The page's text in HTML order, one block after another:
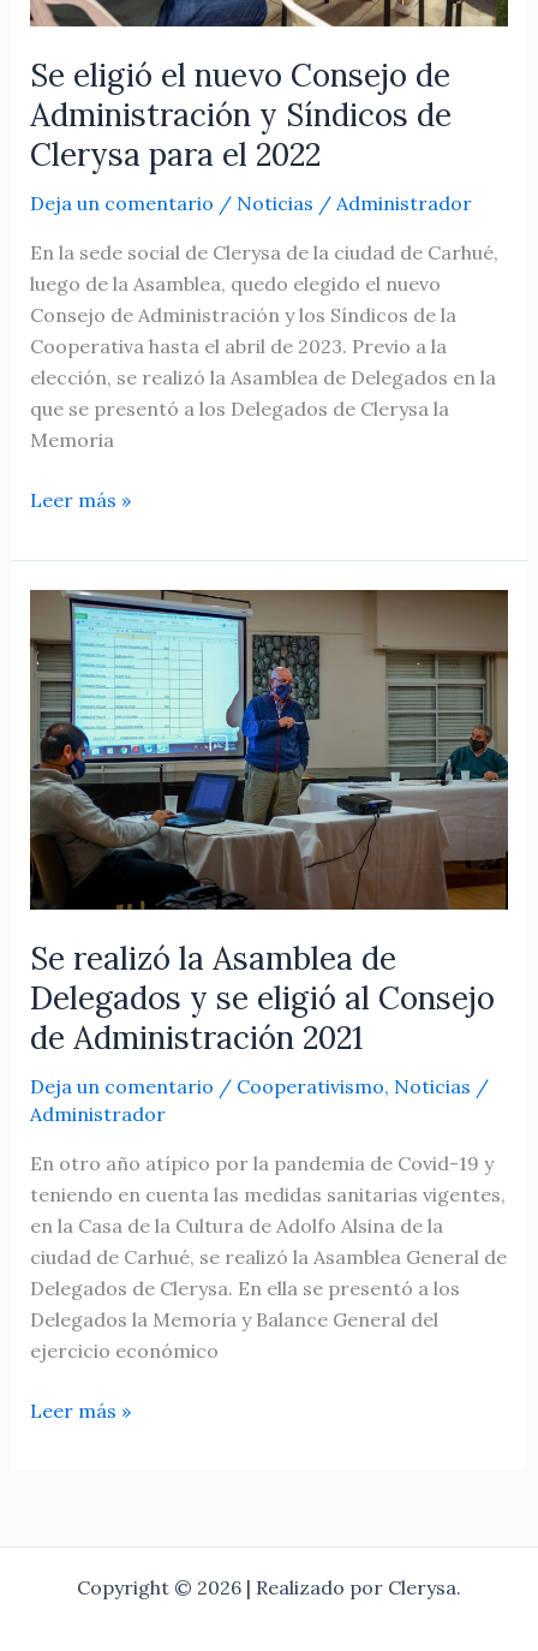
Se eligió el nuevo Consejo de
Administración y Síndicos de
Clerysa para el 2022
Deja un comentario / Noticias / Administrador
En la sede social de Clerysa de la ciudad de Carhué,
luego de la Asamblea, quedo elegido el nuevo
Consejo de Administración y los Síndicos de la
Cooperativa hasta el abril de 2023. Previo a la
elección, se realizó la Asamblea de Delegados en la
que se presentó a los Delegados de Clerysa la
Memoria
Clerysa
para
el
2022
Leer más »
Se realizó la Asamblea de
Delegados y se eligió al Consejo
de Administración 2021
Deja un comentario / Cooperativismo, Noticias /
Administrador
En otro año atípico por la pandemia de Covid-19 y
teniendo en cuenta las medidas sanitarias vigentes,
en la Casa de la Cultura de Adolfo Alsina de la
ciudad de Carhué, se realizó la Asamblea General de
Delegados de Clerysa. En ella se presentó a los
Delegados la Memoria y Balance General del
ejercicio económico
realizó
la
Asamblea
de
Delegados
y
eligió
al
Consejo
de
Administración
2021
Leer más »
Copyright © 2026 | Realizado por Clerysa.